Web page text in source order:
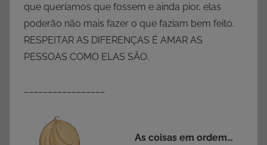
que queríamos que fossem e ainda pior, elas
poderão não mais fazer o que faziam bem feito.
RESPEITAR AS DIFERENÇAS É AMAR AS
PESSOAS COMO ELAS SÃO.
As coisas em ordem…